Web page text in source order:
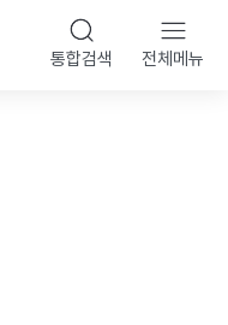
통합검색 전체메뉴